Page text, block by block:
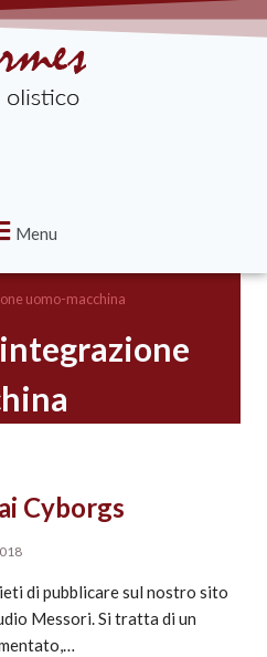
Menu
uomo-macchina
Cyborgs
di pubblicare sul nostro sito
Messori. Si tratta di un